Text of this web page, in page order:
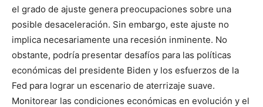
el grado de ajuste genera preocupaciones sobre una
posible desaceleración. Sin embargo, este ajuste no
implica necesariamente una recesión inminente. No
obstante, podría presentar desafíos para las políticas
económicas del presidente Biden y los esfuerzos de la
Fed para lograr un escenario de aterrizaje suave.
Monitorear las condiciones económicas en evolución y el